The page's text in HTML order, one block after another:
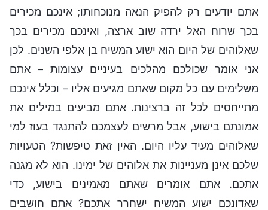
אתם יודעים רק להפיק הנאה מנוכחותו; אינכם מכירים
בכך שרוח האל ירדה שוב ארצה, ואינכם מכירים בכך
שאלוהים של היום הוא ישוע המשיח בן אלפי השנים. לכן
אני אומר שכולכם מהלכים בעיניים עצומות – אתם
משלימים עם כל מקום שאתם מגיעים אליו – וכלל אינכם
מתייחסים לכל זה ברצינות. אתם מביעים במילים את
אמונתם בישוע, אבל מרשים לעצמכם להתנגד בעוז למי
שאלוהים מעיד עליו היום. האין זאת טיפשות? הטעויות
שלכם אינן מעניינות את אלוהים של ימינו. הוא לא מגנה
אתכם. אתם אומרים שאתם מאמינים בישוע, כדי
שאדונכם ישוע המשיח ישחרר אתכם? אתם חושבים